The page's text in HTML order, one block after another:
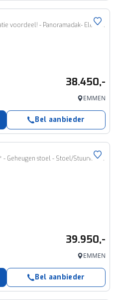
7 1.5 GDI PHEV Exclusive - Registratie voordeel! - Panoramadak- Elektrisch verstelbare stoel(en) met geheugen - Parkeerhulp voor en achter - 1.500kg trekgewicht - 7 Jaar fabrieksgarantie
38.450,-
EMMEN
Bel aanbieder
7 1.5 GDI SHS-P Exclusive *DEMO* - Geheugen stoel - Stoel/Stuurwiel verwarming - Kantel/schuifdak - 1500 KG trekgewicht - 7 Jaar fabrieksgarantie
39.950,-
EMMEN
Bel aanbieder